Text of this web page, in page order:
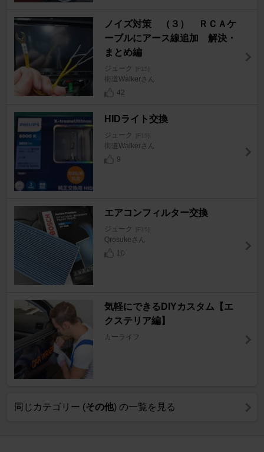
ノイズ対策 （３） ＲＣＡケ
ーブルにアース線追加 解決・
まとめ編
ジューク [F15]
街道Walkerさん
42
HIDライト交換
ジューク [F15]
街道Walkerさん
9
エアコンフィルター交換
ジューク [F15]
Qrosukeさん
10
気軽にできるDIYカスタム【エ
クステリア編】
カーライフ
同じカテゴリー (その他) の一覧を見る